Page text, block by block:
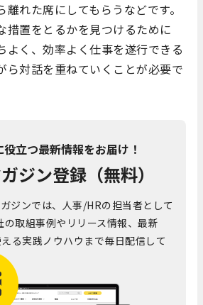
れた席にしてもらうなどです。
措置をとるかを見つけるために
よく、効率よく仕事を遂行できる
ら対話を重ねていくことが必要で
立つ最新情報をお届け！
ジン登録（無料）
ジンでは、人事/HRの担当者として
の取組事例やリリース情報、最新
る実践ノウハウまで毎日配信して